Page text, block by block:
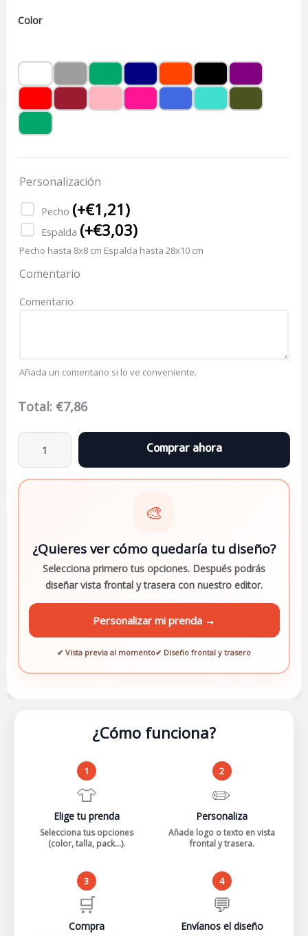
Color
Personalización
Pecho (+€1,21)
Espalda (+€3,03)
Pecho hasta 8x8 cm Espalda hasta 28x10 cm
Comentario
Comentario
Añada un comentario si lo ve conveniente.
Total: €7,86
🎨
¿Quieres ver cómo quedaría tu diseño?
Selecciona primero tus opciones. Después podrás
diseñar vista frontal y trasera con nuestro editor.
Personalizar mi prenda →
✔ Vista previa al momento✔ Diseño frontal y trasero
¿Cómo funciona?
1
👕
Elige tu prenda
Selecciona tus opciones
(color, talla, pack...).
2
✏️
Personaliza
Añade logo o texto en vista
frontal y trasera.
3
🛒
Compra
4
💬
Envíanos el diseño